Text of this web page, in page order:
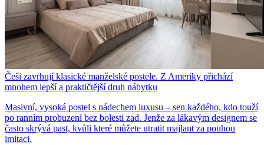
Češi zavrhují klasické manželské postele. Z Ameriky přichází
mnohem lepší a praktičtější druh nábytku
Masivní, vysoká postel s nádechem luxusu – sen každého, kdo touží
po ranním probuzení bez bolesti zad. Jenže za lákavým designem se
často skrývá past, kvůli které můžete utratit majlant za pouhou
imitaci.